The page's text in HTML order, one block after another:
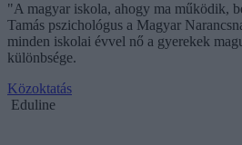
"A magyar iskola, ahogy ma működik,
Tamás pszichológus a Magyar
minden iskolai évvel nő a gyerekek
különbsége.
Közoktatás
Eduline